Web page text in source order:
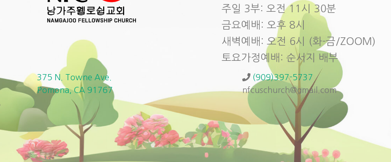
주일 3부: 오전 11시 30분
금요예배: 오후 8시
새벽예배: 오전 6시 (화-금/ZOOM)
토요가정예배: 순서지 배부
375 N. Towne Ave.
Pomona, CA 91767
(909)397-5737
nfcuschurch@gmail.com